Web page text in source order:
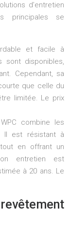
d’entretien
principales se
et facile à
sont disponibles,
Cependant, sa
que celle du
limitée. Le prix
combine les
Il est résistant à
en offrant un
entretien est
à 20 ans. Le